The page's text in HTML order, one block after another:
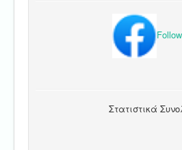
Στατιστικά